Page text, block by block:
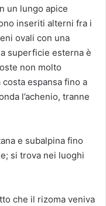
un lungo apice
inseriti alterni fra i
ovali con una
superficie esterna è
non molto
espansa fino a
l’achenio, tranne
e subalpina fino
si trova nei luoghi
che il rizoma veniva